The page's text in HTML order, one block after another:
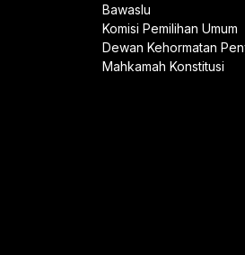
Bawaslu
Komisi Pemilihan Umum
Dewan Kehormatan
Mahkamah Konstitusi